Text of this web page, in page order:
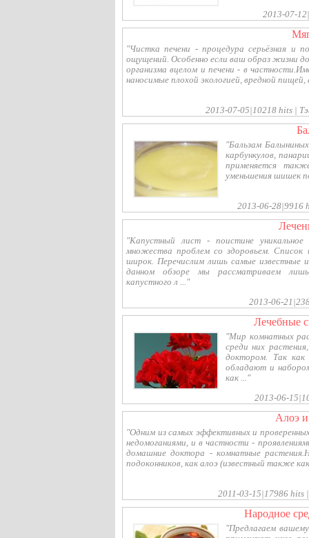
2013-07-
"Чистка печени - процедура серьёзная и
ощущений. Особенно если ваш образ жизни
организма вцелом и печени - в
наносимые плохой экологией, вредной пищей,
2013-07-05|10218 hits |
"Бальзам
карбункулов,
применяется
уменьшения шишек
2013-06-28|9916
"Капустный лист - поистине уникальное
множества проблем со здоровьем. Список
широк. Перечислим лишь самые известные
данном обзоре мы рассматриваем
капустного л ..."
2013-06-
лечебные
"Мир комнатных
среди них
доктором. Так как
обладают и
как ..."
2013-06-
алоэ
"Одним из самых эффективных и
недомоганиями, и в частности -
домашние доктора - комнатные
подоконников, как алоэ (известный также
2011-03-15|17986 hits
народное
"Предлагаем